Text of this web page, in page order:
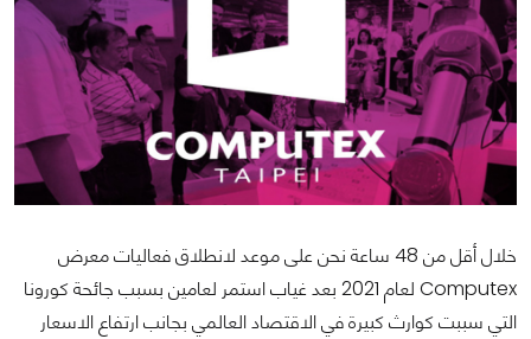
خلال أقل من 48 ساعة نحن على موعد لانطلاق فعاليات معرض
Computex لعام 2021 بعد غياب استمر لعامين بسبب جائحة كورونا
التي سببت كوارث كبيرة في الاقتصاد العالمي بجانب ارتفاع الاسعار